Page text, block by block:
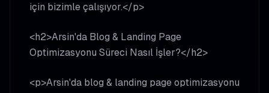
için bizimle çalışıyor.</p>
<h2>Arsin'da Blog & Landing Page
Optimizasyonu Süreci Nasıl İşler?</h2>
<p>Arsin'da blog & landing page optimizasyonu